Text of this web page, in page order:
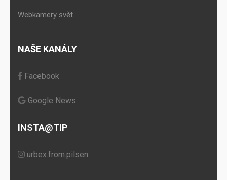
Webkamery svět
NAŠE KANÁLY
Facebook
Google News
INSTA@TIP
urbex.from.pilsen